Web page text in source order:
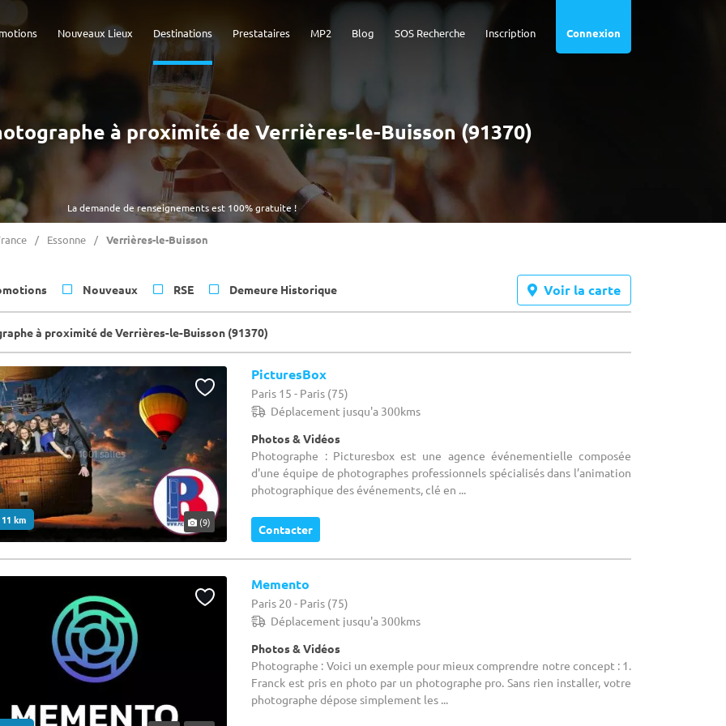
Connexion
Inscription
SOS Recherche
Blog
MP2
Prestataires
Destinations
Nouveaux Lieux
La demande de renseignements est 100% gratuite !
à proximité de Verrières-le-Buisson (91370)
Essonne Verrières-le-Buisson
Nouveaux RSE Demeure Historique Voir la carte
à proximité de Verrières-le-Buisson (91370)
km (9)
PicturesBox
Paris 15 - Paris (75)
Déplacement jusqu'a 300kms
Photos & Vidéos
Photographe : Picturesbox est une agence événementielle composée
d'une équipe de photographes professionnels spécialisés dans l’animation
photographique des événements, clé en ...
Contacter
Memento
Paris 20 - Paris (75)
Déplacement jusqu'a 300kms
Photos & Vidéos
Photographe : Voici un exemple pour mieux comprendre notre concept : 1.
Franck est pris en photo par un photographe pro. Sans rien installer, votre
photographe dépose simplement les ...